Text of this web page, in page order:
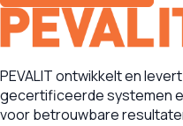
PEVALIT ontwikkelt en
gecertificeerde systemen
voor betrouwbare